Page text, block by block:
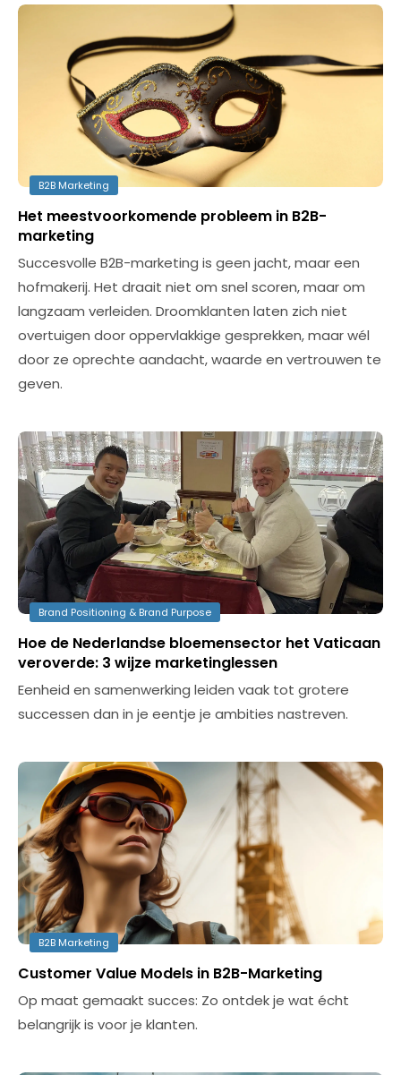
B2B Marketing
Het meestvoorkomende probleem in B2B-
marketing
Succesvolle B2B-marketing is geen jacht, maar een
hofmakerij. Het draait niet om snel scoren, maar om
langzaam verleiden. Droomklanten laten zich niet
overtuigen door oppervlakkige gesprekken, maar wél
door ze oprechte aandacht, waarde en vertrouwen te
geven.
Brand Positioning & Brand Purpose
Hoe de Nederlandse bloemensector het Vaticaan
veroverde: 3 wijze marketinglessen
Eenheid en samenwerking leiden vaak tot grotere
successen dan in je eentje je ambities nastreven.
B2B Marketing
Customer Value Models in B2B-Marketing
Op maat gemaakt succes: Zo ontdek je wat écht
belangrijk is voor je klanten.